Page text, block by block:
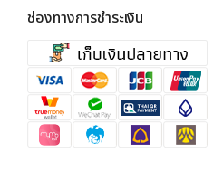
ช่องทางการชำระเงิน